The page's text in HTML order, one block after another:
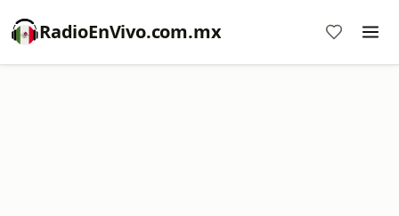
RadioEnVivo.com.mx